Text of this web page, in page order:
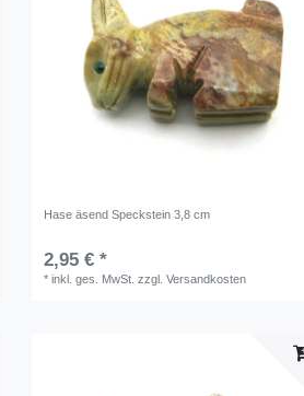
Hase äsend Speckstein 3,8 cm
2,95 € *
*inkl. ges. MwSt. zzgl.Versandkosten